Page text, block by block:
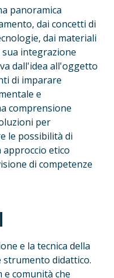
panoramica
dai concetti di
dai materiali
integrazione
dall'idea all'oggetto
di imparare
e
comprensione
per
le possibilità di
etico
di competenze
e la tecnica della
strumento didattico.
comunità che